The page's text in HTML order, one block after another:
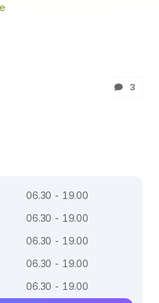
3
06.30 - 19.00
06.30 - 19.00
06.30 - 19.00
06.30 - 19.00
06.30 - 19.00